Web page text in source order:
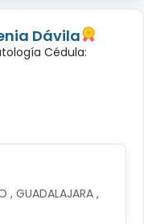
Dávila
Cédula:
, GUADALAJARA ,